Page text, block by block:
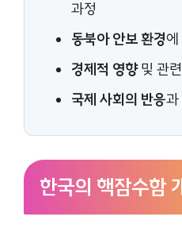
과정
동북아 안보 환경에
경제적 영향및 관
국제 사회의 반응
한국의 핵잠수함